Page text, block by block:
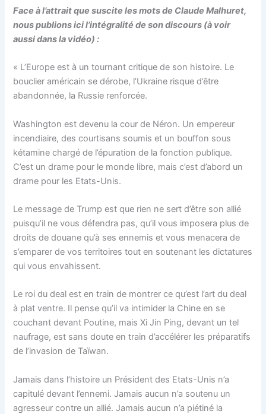
Face à l’attrait que suscite les mots de Claude Malhuret,
nous publions ici l’intégralité de son discours (à voir
aussi dans la vidéo) :
« L’Europe est à un tournant critique de son histoire. Le
bouclier américain se dérobe, l’Ukraine risque d’être
abandonnée, la Russie renforcée.
Washington est devenu la cour de Néron. Un empereur
incendiaire, des courtisans soumis et un bouffon sous
kétamine chargé de l’épuration de la fonction publique.
C’est un drame pour le monde libre, mais c’est d’abord un
drame pour les Etats-Unis.
Le message de Trump est que rien ne sert d’être son allié
puisqu’il ne vous défendra pas, qu’il vous imposera plus de
droits de douane qu’à ses ennemis et vous menacera de
s’emparer de vos territoires tout en soutenant les dictatures
qui vous envahissent.
Le roi du deal est en train de montrer ce qu’est l’art du deal
à plat ventre. Il pense qu’il va intimider la Chine en se
couchant devant Poutine, mais Xi Jin Ping, devant un tel
naufrage, est sans doute en train d’accélérer les préparatifs
de l’invasion de Taïwan.
Jamais dans l’histoire un Président des Etats-Unis n’a
capitulé devant l’ennemi. Jamais aucun n’a soutenu un
agresseur contre un allié. Jamais aucun n’a piétiné la